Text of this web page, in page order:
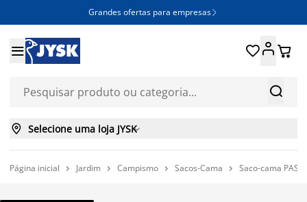
Grandes ofertas para empresas 


 
 Selecione uma loja JYSK
Página inicial  Jardim  Campismo  Sacos-Cama  Saco-cama